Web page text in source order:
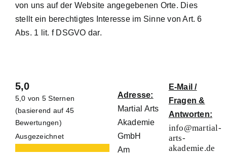
von uns auf der Website angegebenen Orte. Dies
stellt ein berechtigtes Interesse im Sinne von Art. 6
Abs. 1 lit. f DSGVO dar.
5,0
5,0 von 5 Sternen
(basierend auf 45
Bewertungen)
Ausgezeichnet
Adresse:
Martial Arts
Akademie
GmbH
Am
E-Mail /
Fragen &
Antworten:
info@martial-
arts-
akademie.de